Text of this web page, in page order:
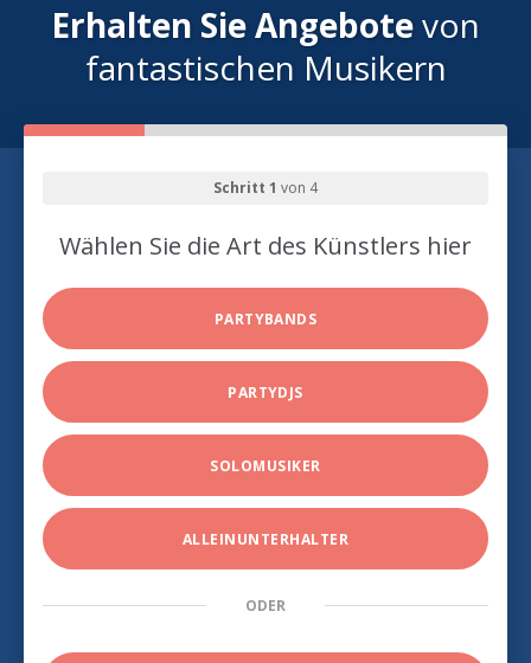
Erhalten Sie Angebotevon
fantastischen Musikern
Schritt 1 von 4
Wählen Sie die Art des Künstlers hier
PARTYBANDS
PARTYDJS
SOLOMUSIKER
ALLEINUNTERHALTER
ODER